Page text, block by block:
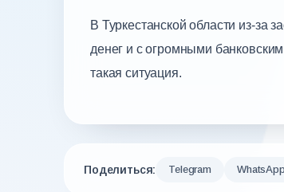
В Туркестанской области из-за
денег и с огромными
такая ситуация.
Поделиться: Telegram WhatsApp